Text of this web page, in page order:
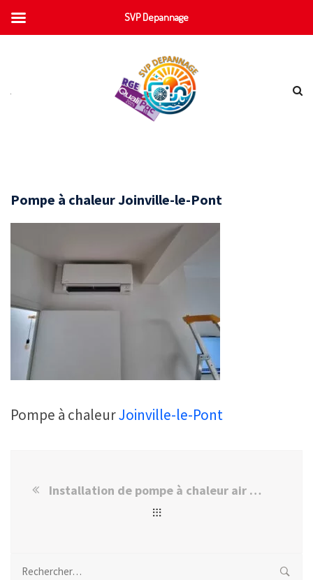
Pompe à chaleur Joinville-le-Pont
Pompe à chaleurJoinville-le-Pont
Installation de pompe à chaleur air Daikin multisplit à Joinville Lepont
Rechercher :
SVP Depannage